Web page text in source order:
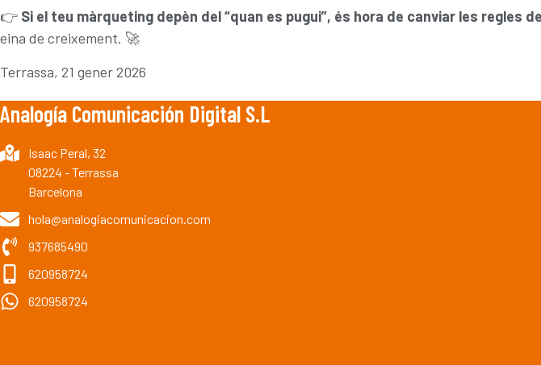
👉 Si el teu màrqueting depèn del “quan es pugui”, és hora de canviar les regles
eina de creixement. 🚀
Terrassa, 21 gener 2026
Analogía Comunicación Digital S.L
Isaac Peral, 32
08224 - Terrassa
Barcelona
hola@analogiacomunicacion.com
937685490
620958724
620958724